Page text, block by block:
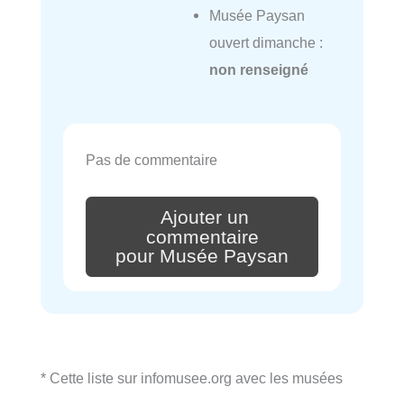
Musée Paysan
ouvert dimanche :
non renseigné
Pas de commentaire
Ajouter un
commentaire
pour Musée Paysan
* Cette liste sur infomusee.org avec les musées